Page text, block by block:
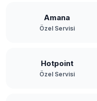
Amana
Özel Servisi
Hotpoint
Özel Servisi